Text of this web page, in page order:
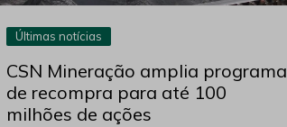
Últimas notícias
CSN Mineração amplia programa
de recompra para até 100
milhões de ações